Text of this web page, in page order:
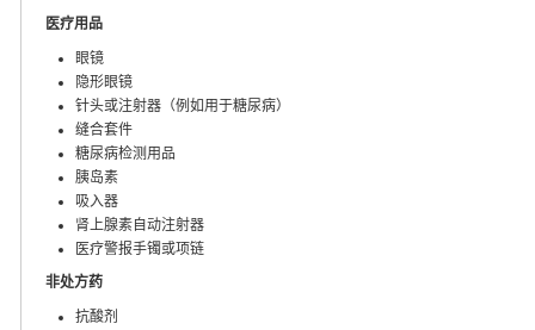
医疗用品
眼镜
隐形眼镜
针头或注射器（例如用于糖尿病）
缝合套件
糖尿病检测用品
胰岛素
吸入器
肾上腺素自动注射器
医疗警报手镯或项链
非处方药
抗酸剂